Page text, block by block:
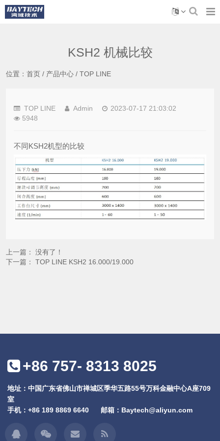
KSH2 机械比较
位置： 首页 / 产品中心 / TOP LINE
TOP LINE Admin
2023-07-17 21:03:02
5948
不同KSH2机型的比较
上一篇： 没有了！
下一篇： TOP LINE KSH2 16.000/19.000
+86 757- 8313 8025
地址：中国广东省佛山市禅城区季华五路55号万科金融中心A座709
室
手机： +86 189 8869 6640 邮箱： Baytech@aliyun.com